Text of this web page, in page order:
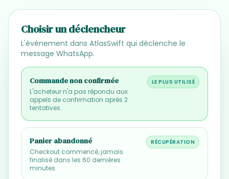
Choisir un déclencheur
L'événement dans AtlasSwift qui déclenche le
message WhatsApp.
Commande non confirmée
L'acheteur n'a pas répondu aux
appels de confirmation après 2
tentatives.
LE PLUS UTILISÉ
Panier abandonné
Checkout commencé, jamais
finalisé dans les 60 dernières
minutes.
RÉCUPÉRATION